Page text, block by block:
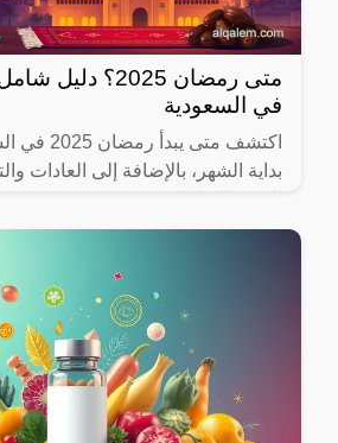
متى رمضان 2025؟
في السعودية
اكتشف متى
بداية الشهر، بالإضافة إلى العادات